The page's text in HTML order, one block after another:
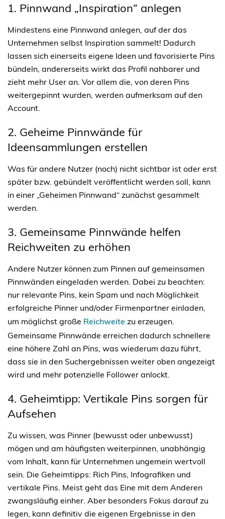
1. Pinnwand „Inspiration“ anlegen
Mindestens eine Pinnwand anlegen, auf der das
Unternehmen selbst Inspiration sammelt! Dadurch
lassen sich einerseits eigene Ideen und favorisierte Pins
bündeln, andererseits wirkt das Profil nahbarer und
zieht mehr User an. Vor allem die, von deren Pins
weitergepinnt wurden, werden aufmerksam auf den
Account.
2. Geheime Pinnwände für
Ideensammlungen erstellen
Was für andere Nutzer (noch) nicht sichtbar ist oder erst
später bzw. gebündelt veröffentlicht werden soll, kann
in einer „Geheimen Pinnwand“ zunächst gesammelt
werden.
3. Gemeinsame Pinnwände helfen
Reichweiten zu erhöhen
Andere Nutzer können zum Pinnen auf gemeinsamen
Pinnwänden eingeladen werden. Dabei zu beachten:
nur relevante Pins, kein Spam und nach Möglichkeit
erfolgreiche Pinner und/oder Firmenpartner einladen,
um möglichst große Reichweite zu erzeugen.
Gemeinsame Pinnwände erreichen dadurch schnellere
eine höhere Zahl an Pins, was wiederum dazu führt,
dass sie in den Suchergebnissen weiter oben angezeigt
wird und mehr potenzielle Follower anlockt.
4. Geheimtipp: Vertikale Pins sorgen für
Aufsehen
Zu wissen, was Pinner (bewusst oder unbewusst)
mögen und am häufigsten weiterpinnen, unabhängig
vom Inhalt, kann für Unternehmen ungemein wertvoll
sein. Die Geheimtipps: Rich Pins, Infografiken und
vertikale Pins. Meist geht das Eine mit dem Anderen
zwangsläufig einher. Aber besonders Fokus darauf zu
legen, kann definitiv die eigenen Ergebnisse in den